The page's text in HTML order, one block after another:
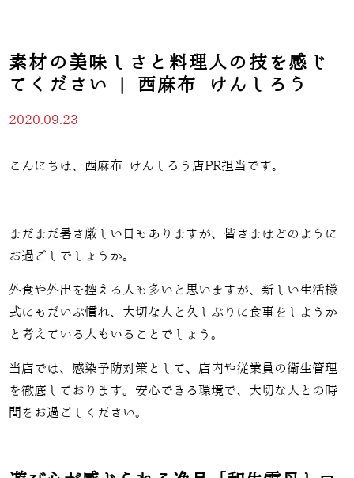
素材の美味しさと料理人の技を感じ
てください | 西麻布 けんしろう
2020.09.23
こんにちは、西麻布 けんしろう店PR担当です。
まだまだ暑さ厳しい日もありますが、皆さまはどのように
お過ごしでしょうか。
外食や外出を控える人も多いと思いますが、新しい生活様
式にもだいぶ慣れ、大切な人と久しぶりに食事をしようか
と考えている人もいることでしょう。
当店では、感染予防対策として、店内や従業員の衛生管理
を徹底しております。安心できる環境で、大切な人との時
間をお過ごしください。